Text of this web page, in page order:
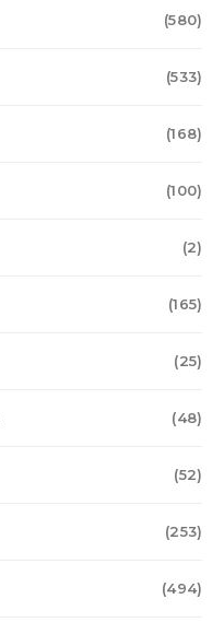
(580)
(533)
(168)
(100)
(2)
(165)
(25)
(48)
(52)
(253)
(494)